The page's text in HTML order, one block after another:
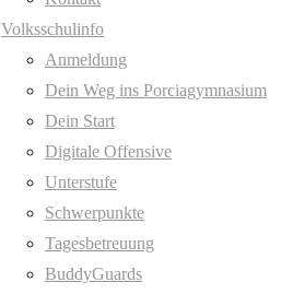
Volksschulinfo
Anmeldung
Dein Weg ins Porciagymnasium
Dein Start
Digitale Offensive
Unterstufe
Schwerpunkte
Tagesbetreuung
BuddyGuards